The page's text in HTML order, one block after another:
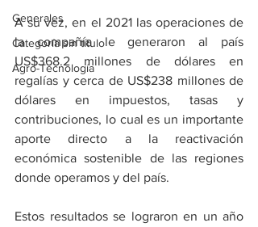
Generales
Categoría sin título
Agro-Tecnología
A su vez, en el 2021 las operaciones de
la compañía le generaron al país
US$368.2 millones de dólares en
regalías y cerca de US$238 millones de
dólares en impuestos, tasas y
contribuciones, lo cual es un importante
aporte directo a la reactivación
económica sostenible de las regiones
donde operamos y del país.
Estos resultados se lograron en un año